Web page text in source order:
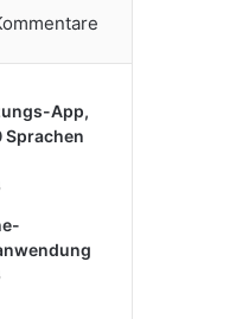
App,
Sprachen